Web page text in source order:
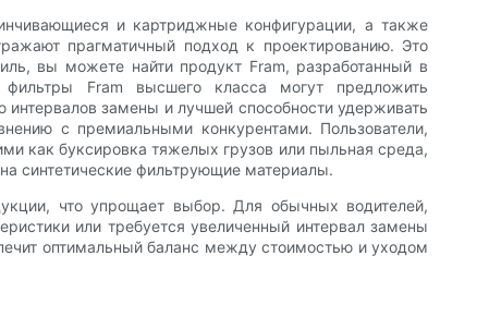
и картриджные конфигурации, а также
прагматичный подход к проектированию. Это
вы можете найти продукт Fram, разработанный в
Fram высшего класса могут предложить
замены и лучшей способности удерживать
с премиальными конкурентами. Пользователи,
как буксировка тяжелых грузов или пыльная среда,
синтетические фильтрующие материалы.
что упрощает выбор. Для обычных водителей,
или требуется увеличенный интервал замены
оптимальный баланс между стоимостью и уходом